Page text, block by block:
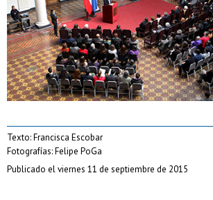
Texto: Francisca Escobar
Fotografías: Felipe PoGa
Publicado el viernes 11 de septiembre de 2015